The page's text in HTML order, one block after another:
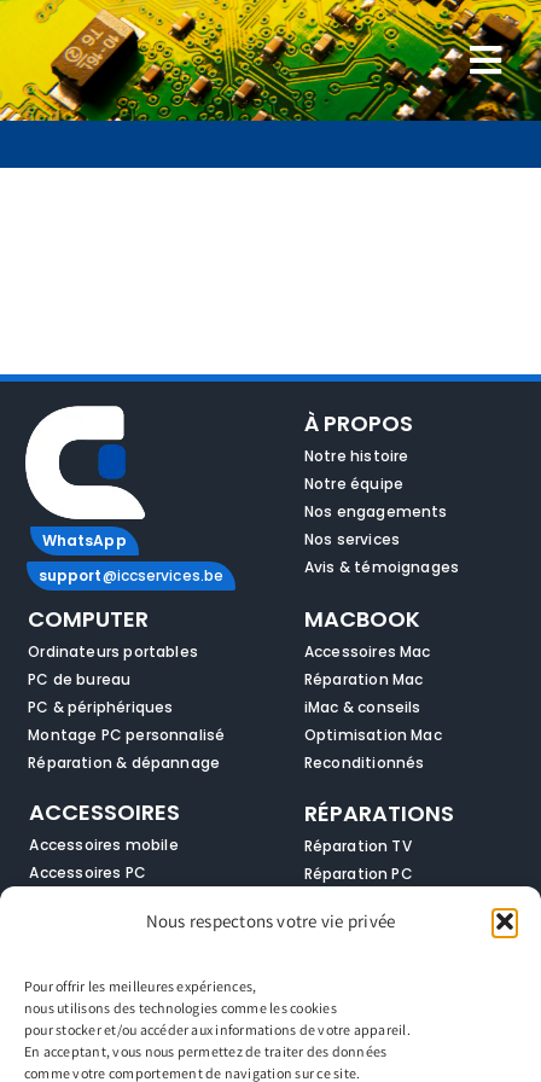
Nous respectons votre vie privée
Pour offrir les meilleures expériences,
nous utilisons des technologies comme les cookies
pour stocker et/ou accéder aux informations de votre appareil.
En acceptant, vous nous permettez de traiter des données
comme votre comportement de navigation sur ce site.
Passer
contenu
Blog
Contact
WhatsApp
support@iccservices.be
COMPUTER
Ordinateurs portables
PC de bureau
PC & périphériques
Montage PC personnalisé
Réparation & dépannage
ACCESSOIRES
Accessoires mobile
Accessoires PC
Solutions réseau
MACBOOK
Accessoires Mac
Réparation Mac
iMac & conseils
Optimisation Mac
Reconditionnés
RÉPARATIONS
Réparation TV
Réparation PC
Réparation Macbook
SERVICES
Support & entretien
Service de nettoyage
SMARTPHONES
Smartphones neufs
Réparation mobile
À PROPOS
Notre histoire
Notre équipe
Nos engagements
Nos services
Avis & témoignages